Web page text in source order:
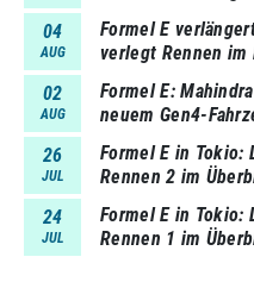
04
AUG
Formel E
verlegt Rennen im
02
AUG
Formel E:
neuem Gen4-
26
JUL
Formel E in Tokio:
Rennen 2 im
24
JUL
Formel E in Tokio:
Rennen 1 im